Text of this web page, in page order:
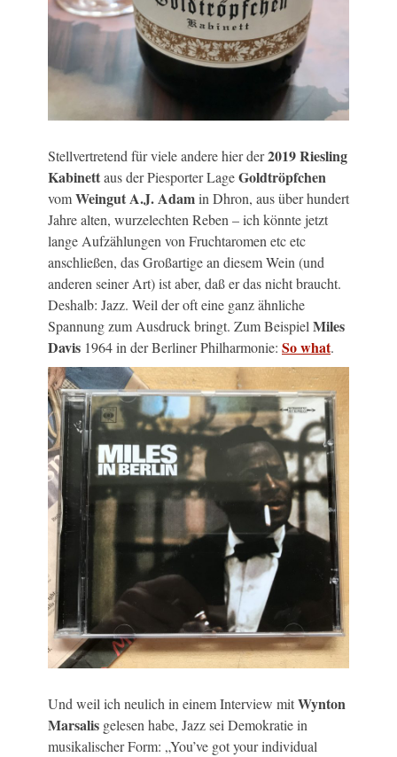
Stellvertretend für viele andere hier der2019 Riesling
Kabinettaus der Piesporter LageGoldtröpfchen
vomWeingut A.J. Adamin Dhron, aus über hundert
Jahre alten, wurzelechten Reben – ich könnte jetzt
lange Aufzählungen von Fruchtaromen etc etc
anschließen, das Großartige an diesem Wein (und
anderen seiner Art) ist aber, daß er das nicht braucht.
Deshalb: Jazz. Weil der oft eine ganz ähnliche
Spannung zum Ausdruck bringt. Zum BeispielMiles
Davis 1964 in der Berliner Philharmonie: So what.
Und weil ich neulich in einem Interview mitWynton
Marsalis gelesen habe, Jazz sei Demokratie in
musikalischer Form: „You’ve got your individual